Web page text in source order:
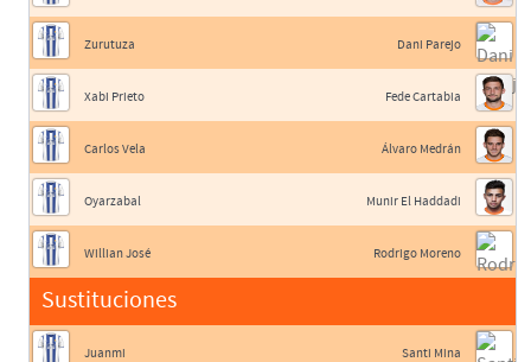
Zurutuza
Xabi Prieto
Carlos Vela
Oyarzabal
Willian José
Sustituciones
Juanmi
Dani Parejo
Fede Cartabia
Álvaro Medrán
Munir El Haddadi
Rodrigo Moreno
Santi Mina